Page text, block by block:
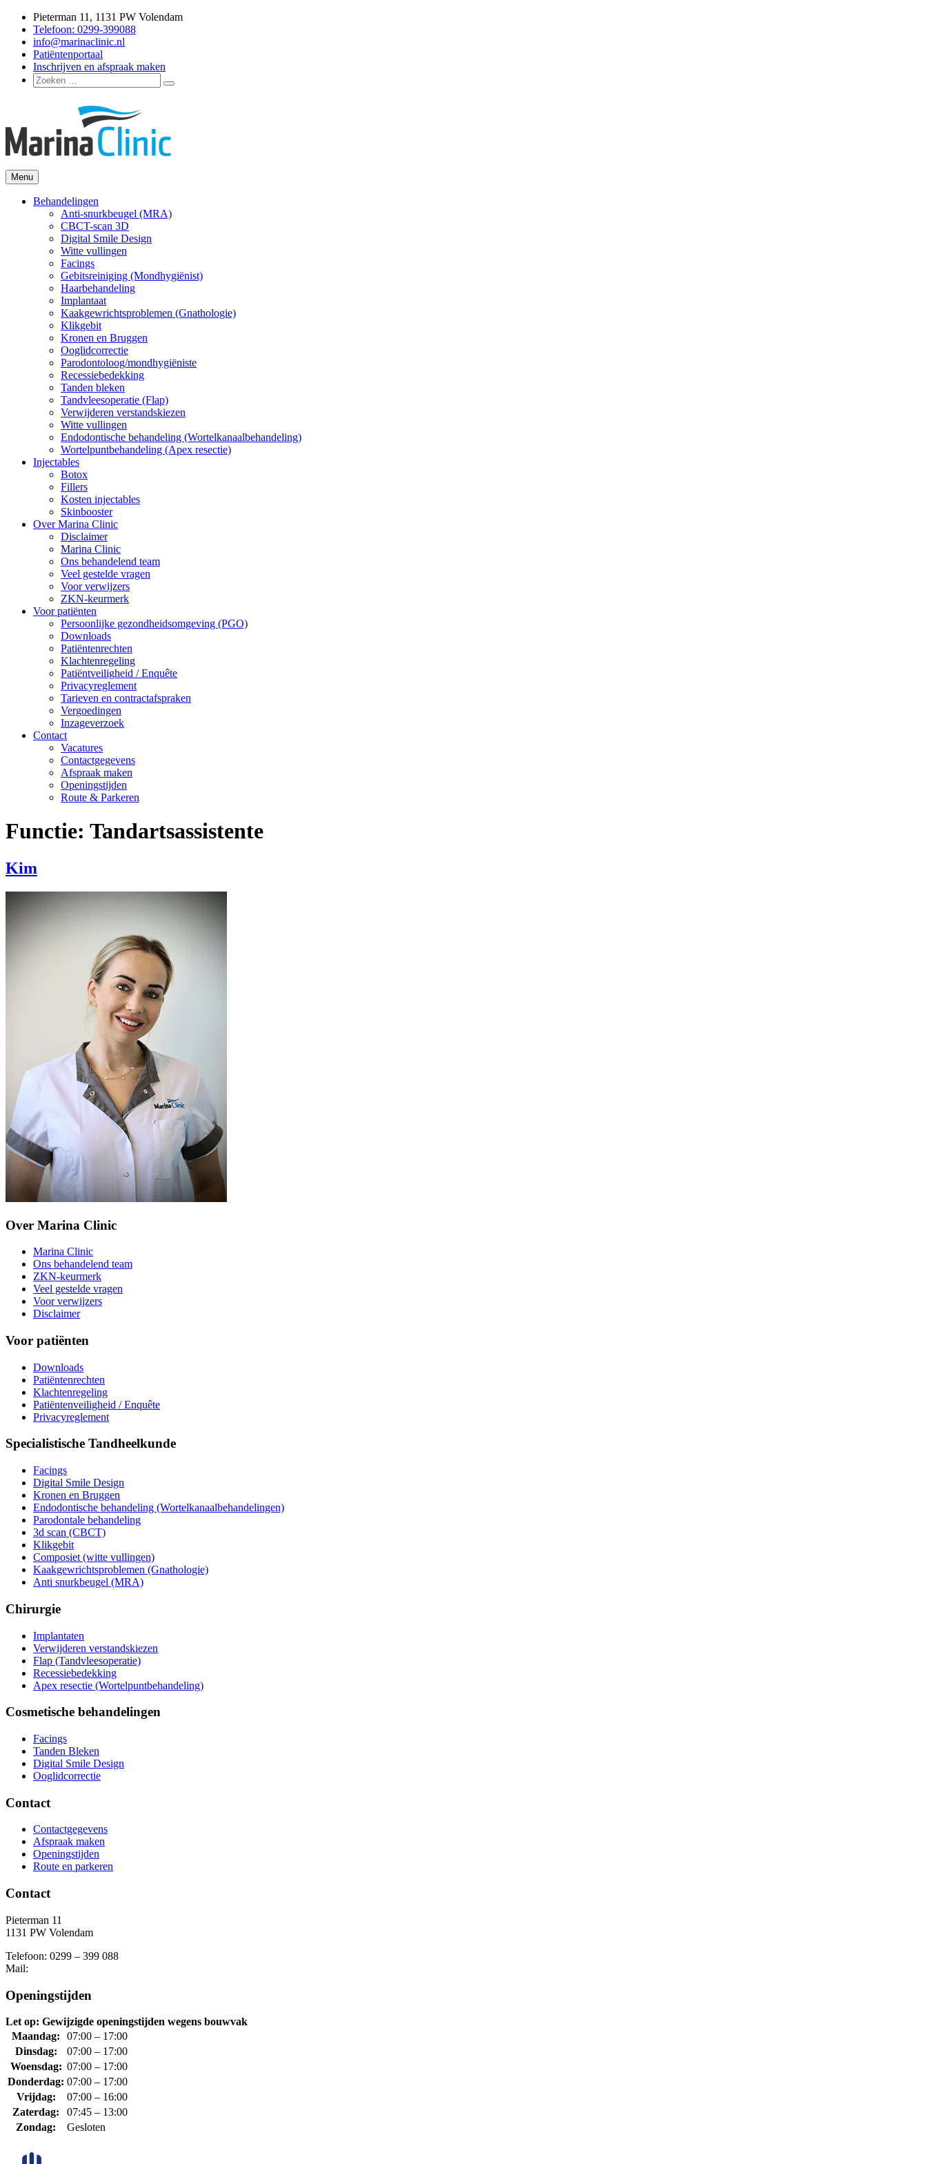
naar
inhoud
Pieterman 11, 1131 PW Volendam
Telefoon: 0299-399088
info@marinaclinic.nl
Patiëntenportaal
Inschrijven en afspraak maken
Zoeken
naar:
Zoeken
Marina Clinic
Omdat u goed in uw vel mag zitten.
Menu
Behandelingen
Anti-snurkbeugel (MRA)
CBCT-scan 3D
Digital Smile Design
Witte vullingen
Facings
Gebitsreiniging (Mondhygiënist)
Haarbehandeling
Implantaat
Kaakgewrichtsproblemen (Gnathologie)
Klikgebit
Kronen en Bruggen
Ooglidcorrectie
Parodontoloog/mondhygiëniste
Recessiebedekking
Tanden bleken
Tandvleesoperatie (Flap)
Verwijderen verstandskiezen
Witte vullingen
Endodontische behandeling (Wortelkanaalbehandeling)
Wortelpuntbehandeling (Apex resectie)
Injectables
Botox
Fillers
Kosten injectables
Skinbooster
Over Marina Clinic
Disclaimer
Marina Clinic
Ons behandelend team
Veel gestelde vragen
Voor verwijzers
ZKN-keurmerk
Voor patiënten
Persoonlijke gezondheidsomgeving (PGO)
Downloads
Patiëntenrechten
Klachtenregeling
Patiëntveiligheid / Enquête
Privacyreglement
Tarieven en contractafspraken
Vergoedingen
Inzageverzoek
Contact
Vacatures
Contactgegevens
Afspraak maken
Openingstijden
Route & Parkeren
Functie: Tandartsassistente
Kim
Over Marina Clinic
Marina Clinic
Ons behandelend team
ZKN-keurmerk
Veel gestelde vragen
Voor verwijzers
Disclaimer
Voor patiënten
Downloads
Patiëntenrechten
Klachtenregeling
Patiëntenveiligheid / Enquête
Privacyreglement
Specialistische Tandheelkunde
Facings
Digital Smile Design
Kronen en Bruggen
Endodontische behandeling (Wortelkanaalbehandelingen)
Parodontale behandeling
3d scan (CBCT)
Klikgebit
Composiet (witte vullingen)
Kaakgewrichtsproblemen (Gnathologie)
Anti snurkbeugel (MRA)
Chirurgie
Implantaten
Verwijderen verstandskiezen
Flap (Tandvleesoperatie)
Recessiebedekking
Apex resectie (Wortelpuntbehandeling)
Cosmetische behandelingen
Facings
Tanden Bleken
Digital Smile Design
Ooglidcorrectie
Contact
Contactgegevens
Afspraak maken
Openingstijden
Route en parkeren
Contact
Pieterman 11
1131 PW Volendam
Telefoon: 0299 – 399 088
Mail:
Openingstijden
Let op: Gewijzigde openingstijden wegens bouwvak
Maandag:
07:00 – 17:00
Dinsdag:
07:00 – 17:00
Woensdag: 07:00 – 17:00
Donderdag: 07:00 – 17:00
Vrijdag:
07:00 – 16:00
Zaterdag:
07:45 – 13:00
Zondag:
Gesloten